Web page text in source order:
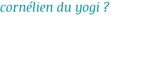
cornélien du yogi ?